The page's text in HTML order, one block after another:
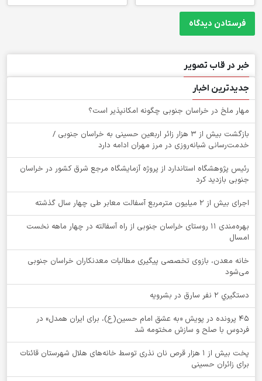
خبر در قاب تصویر
جدیدترین اخبار
‌مهار ملخ در خراسان جنوبی چگونه امکانپذیر است؟
بازگشت بیش از ۳ هزار زائر اربعین حسینی به خراسان جنوبی /
خدمت‌رسانی شبانه‌روزی در مرز مهران ادامه دارد
رئیس پژوهشگاه استاندارد از پروژه آزمایشگاه مرجع شرق کشور در خراسان
جنوبی بازدید کرد
اجرای بیش از ۲ میلیون مترمربع آسفالت معابر طی چهار سال گذشته
بهره‌مندی ۱۱ روستای خراسان جنوبی از راه آسفالته در چهار ماهه نخست
امسال
خانه معدن، بازوی تخصصی پیگیری مطالبات معدنکاران خراسان جنوبی
می‌شود
دستگيري 2 نفر سارق در بشرويه
۴۵ پرونده در پویش «به عشق امام حسین(ع)، برای ایران همدل» در
فردوس با صلح و سازش مختومه شد
پخت بیش از 1 هزار قرص نان نذری توسط خانه‌های هلال شهرستان قائنات
برای زائران حسینی